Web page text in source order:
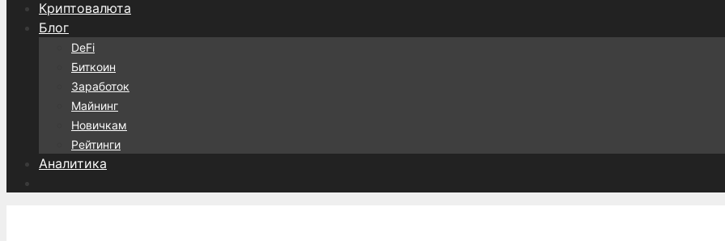
Криптовалюта
Блог
DeFi
Биткоин
Заработок
Майнинг
Новичкам
Рейтинги
Аналитика